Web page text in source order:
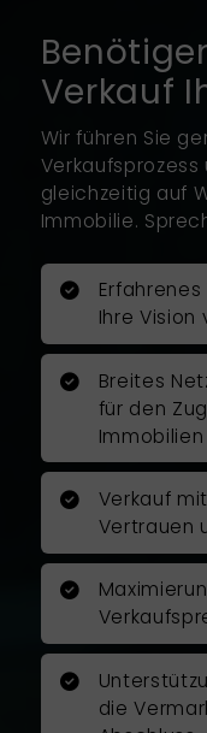
realistisch
Abschluss
Mit großer
er
Verkauf
Herr
mich
allen
Zeit, um
führte den
zügig, zu
Terminen
Ich kann
Wege
die gute
Verkauf
Wir führen Sie
gleichzeitig auf
Immobilie.
Ihre Vision
Breites
für den
Immobilien
Verkauf
Vertrauen
die